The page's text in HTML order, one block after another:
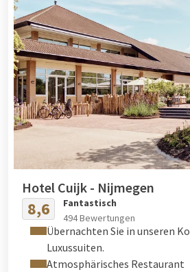
Hotel Cuijk - Nijmegen
8,6
Fantastisch
494 Bewertungen
Übernachten Sie in unseren
Luxussuiten.
Atmosphärisches Restaurant